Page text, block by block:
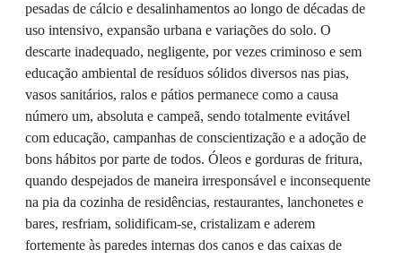
pesadas de cálcio e desalinhamentos ao longo de décadas de
uso intensivo, expansão urbana e variações do solo. O
descarte inadequado, negligente, por vezes criminoso e sem
educação ambiental de resíduos sólidos diversos nas pias,
vasos sanitários, ralos e pátios permanece como a causa
número um, absoluta e campeã, sendo totalmente evitável
com educação, campanhas de conscientização e a adoção de
bons hábitos por parte de todos. Óleos e gorduras de fritura,
quando despejados de maneira irresponsável e inconsequente
na pia da cozinha de residências, restaurantes, lanchonetes e
bares, resfriam, solidificam-se, cristalizam e aderem
fortemente às paredes internas dos canos e das caixas de